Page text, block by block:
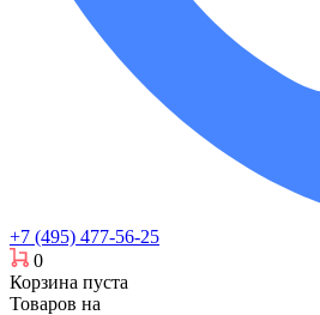
+7 (495) 477-56-25
0
Корзина пуста
Товаров на